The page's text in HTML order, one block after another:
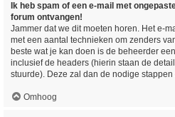
Ik heb spam of een e-mail met
forum ontvangen!
Jammer dat we dit moeten horen. Het e-
met een aantal technieken om zenders
beste wat je kan doen is de beheerder
inclusief de headers (hierin staan de
stuurde). Deze zal dan de nodige
Omhoog